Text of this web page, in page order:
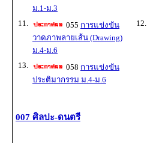
ม.1-ม.3
11.
055 การแข่งขัน
วาดภาพลายเส้น (Drawing)
ม.4-ม.6
12.
13. 058 การแข่งขัน
ประติมากรรม ม.4-ม.6
007 ศิลปะ-ดนตรี